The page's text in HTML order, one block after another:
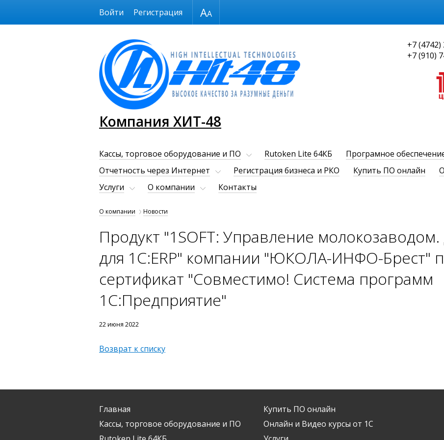
Размер шрифта
Компания ХИТ-48
+7 (4742)
+7 (910)
Войти Регистрация
Кассы, торговое оборудование и ПО Rutoken Lite 64КБ Програмное
Отчетность через Интернет
Регистрация бизнеса и РКО Купить ПО онлайн
Услуги
О компании Контакты
О компании Новости
Продукт "1SOFT: Управление
для 1С:ERP" компании "ЮКОЛА-ИНФО-Брест"
сертификат "Совместимо! Система программ
1С:Предприятие"
22 июня 2022
Возврат к списку
Главная
Кассы, торговое оборудование и ПО
Купить ПО онлайн
Онлайн и Видео курсы от 1С